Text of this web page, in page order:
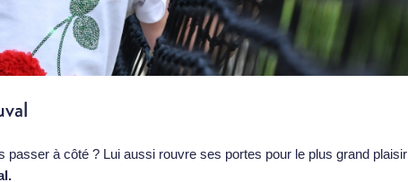
à côté ? Lui aussi rouvre ses portes pour le plus grand plaisir